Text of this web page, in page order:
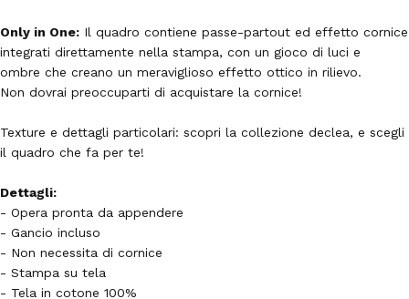
Only in One: Il quadro contiene passe-partout ed effetto cornice
integrati direttamente nella stampa, con un gioco di luci e
ombre che creano un meraviglioso effetto ottico in rilievo.
Non dovrai preoccuparti di acquistare la cornice!
Texture e dettagli particolari: scopri la collezione declea, e scegli
il quadro che fa per te!
Dettagli:
- Opera pronta da appendere
- Gancio incluso
- Non necessita di cornice
- Stampa su tela
- Tela in cotone 100%